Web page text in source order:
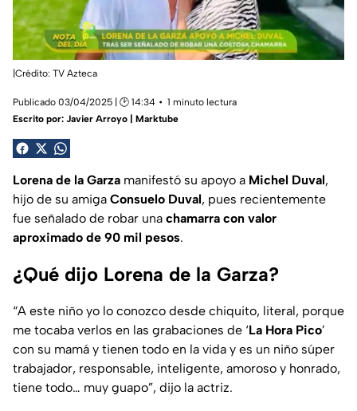
|Crédito: TV Azteca
Publicado 03/04/2025 | 🕑 14:34
1 minuto lectura
Escrito por: Javier Arroyo | Marktube
Lorena de la Garza manifestó su apoyo a Michel Duval,
hijo de su amiga Consuelo Duval, pues recientemente
fue señalado de robar una chamarra con valor
aproximado de 90 mil pesos.
¿Qué dijo Lorena de la Garza?
“A este niño yo lo conozco desde chiquito, literal, porque
me tocaba verlos en las grabaciones de ‘La Hora Pico’
con su mamá y tienen todo en la vida y es un niño súper
trabajador, responsable, inteligente, amoroso y honrado,
tiene todo… muy guapo”, dijo la actriz.